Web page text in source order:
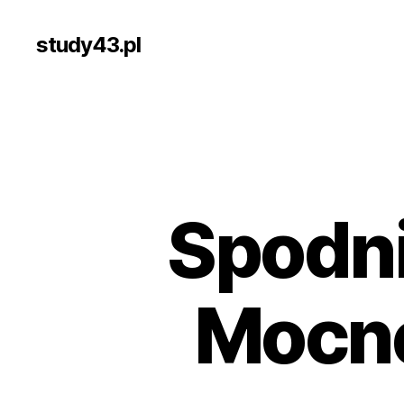
study43.pl